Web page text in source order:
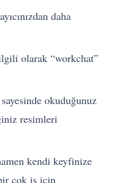
daha
olarak “workchat”
sayesinde okuduğunuz
resimleri
kendi keyfinize
çok iş için